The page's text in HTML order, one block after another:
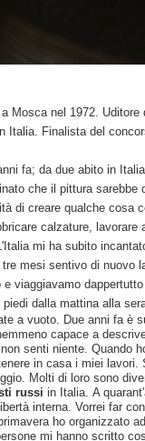
Mosca nel 1972. Uditore
Italia. Finalista del
fa; da due abito in
che il pittura
di creare qualche cosa
calzature,
mi ha subito
mesi sentivo di nuovo
viaggiavamo
dalla mattina alla
a vuoto. Due anni fa è
capace a
senti niente. Quando
in casa i miei lavori.
Molti di loro sono
russi in Italia. A
interna. Vorrei far
ho organizzato
mi hanno scritto